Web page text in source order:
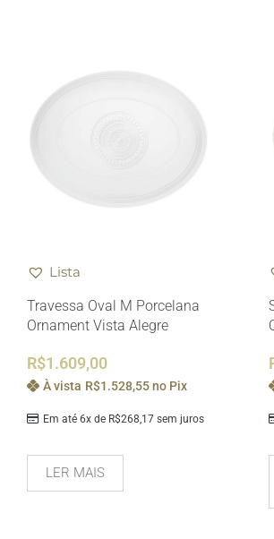
Lista
Travessa Oval M Porcelana
Ornament Vista Alegre
R$1.609,00
Em até 6x de R$268,17sem juros
À vista R$1.528,55 no Pix
LER MAIS